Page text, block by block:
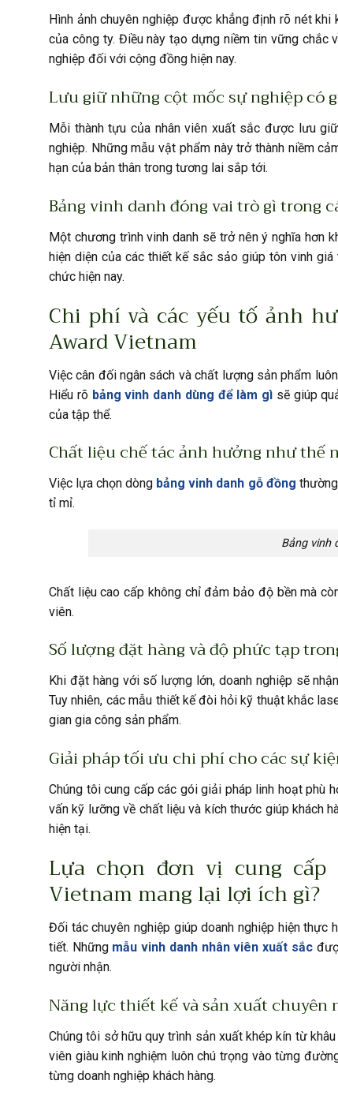
Hình ảnh chuyên nghiệp được khẳng định rõ nét
của công ty. Điều này tạo dựng niềm tin vững chắc
nghiệp đối với cộng đồng hiện nay.
Lưu giữ những cột mốc sự nghiệp có
Mỗi thành tựu của nhân viên xuất sắc được lưu
nghiệp. Những mẫu vật phẩm này trở thành niềm
hạn của bản thân trong tương lai sắp tới.
Bảng vinh danh đóng vai trò gì trong
Một chương trình vinh danh sẽ trở nên ý nghĩa hơn
hiện diện của các thiết kế sắc sảo giúp tôn vinh
chức hiện nay.
Chi phí và các yếu tố ảnh
Award Vietnam
Việc cân đối ngân sách và chất lượng sản phẩm
Hiểu rõ bảng vinh danh dùng để làm gì sẽ giúp
của tập thể.
Chất liệu chế tác ảnh hưởng như thế
Việc lựa chọn dòng bảng vinh danh gỗ đồng
tỉ mỉ.
Bảng vinh
Chất liệu cao cấp không chỉ đảm bảo độ bền mà
viên.
Số lượng đặt hàng và độ phức tạp
Khi đặt hàng với số lượng lớn, doanh nghiệp sẽ
Tuy nhiên, các mẫu thiết kế đòi hỏi kỹ thuật khắc
gian gia công sản phẩm.
Giải pháp tối ưu chi phí cho các sự
Chúng tôi cung cấp các gói giải pháp linh hoạt phù
vấn kỹ lưỡng về chất liệu và kích thước giúp khách
hiện tại.
Lựa chọn đơn vị cung
Vietnam mang lại lợi ích gì?
Đối tác chuyên nghiệp giúp doanh nghiệp hiện thực
tiết. Những mẫu vinh danh nhân viên xuất sắc
người nhận.
Năng lực thiết kế và sản xuất chuyên
Chúng tôi sở hữu quy trình sản xuất khép kín từ
viên giàu kinh nghiệm luôn chú trọng vào từng
từng doanh nghiệp khách hàng.